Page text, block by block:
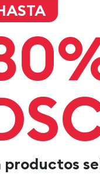
productos